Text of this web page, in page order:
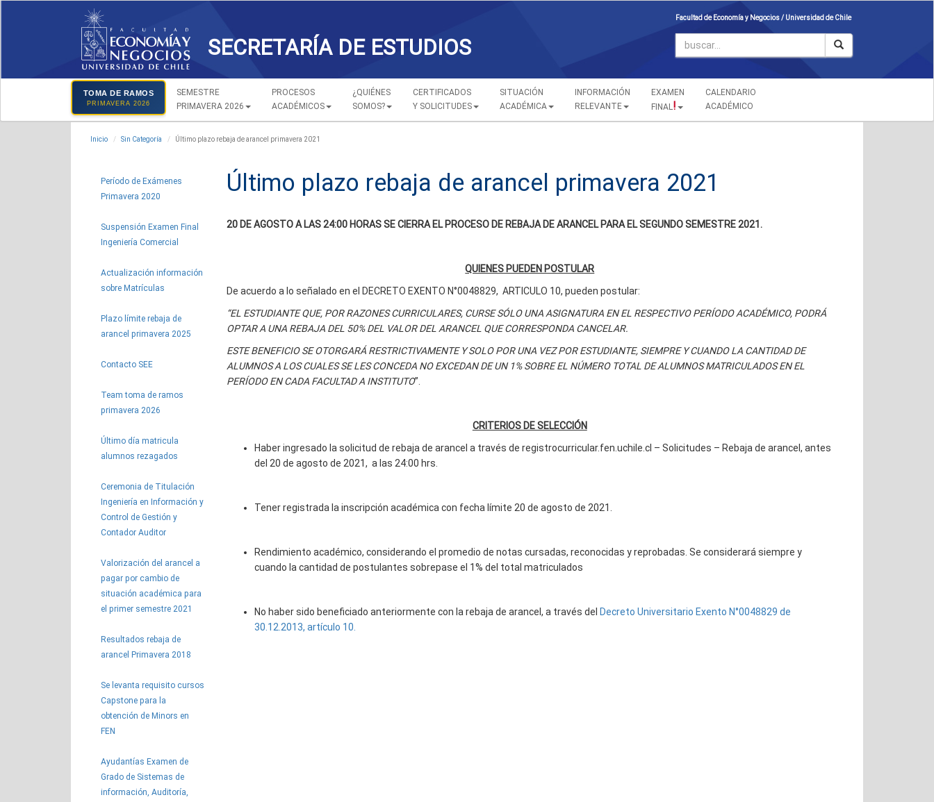
SECRETARÍA DE ESTUDIOS
Facultad de Economía y Negocios / Universidad de Chile
TOMA DE RAMOS
PRIMAVERA 2026
SEMESTRE
PRIMAVERA 2026
PROCESOS
ACADÉMICOS
¿QUIÉNES
SOMOS?
CERTIFICADOS
Y SOLICITUDES
SITUACIÓN
ACADÉMICA
INFORMACIÓN
RELEVANTE
EXAMEN
FINAL!
CALENDARIO
ACADÉMICO
Inicio Sin Categoría Último plazo rebaja de arancel primavera 2021
Período de Exámenes
Primavera 2020
Suspensión Examen Final
Ingeniería Comercial
Actualización información
sobre Matrículas
Plazo límite rebaja de
arancel primavera 2025
Contacto SEE
Team toma de ramos
primavera 2026
Último día matricula
alumnos rezagados
Ceremonia de Titulación
Ingeniería en Información y
Control de Gestión y
Contador Auditor
Valorización del arancel a
pagar por cambio de
situación académica para
el primer semestre 2021
Resultados rebaja de
arancel Primavera 2018
Se levanta requisito cursos
Capstone para la
obtención de Minors en
FEN
Ayudantías Examen de
Grado de Sistemas de
información, Auditoría,
Último plazo rebaja de arancel primavera 2021
20 DE AGOSTO A LAS 24:00 HORAS SE CIERRA EL PROCESO DE REBAJA DE ARANCEL PARA EL SEGUNDO SEMESTRE 2021.
QUIENES PUEDEN POSTULAR
De acuerdo a lo señalado en el DECRETO EXENTO N°0048829, ARTICULO 10, pueden postular:
“EL ESTUDIANTE QUE, POR RAZONES CURRICULARES, CURSE SÓLO UNA ASIGNATURA EN EL RESPECTIVO PERÍODO ACADÉMICO, PODRÁ
OPTAR A UNA REBAJA DEL 50% DEL VALOR DEL ARANCEL QUE CORRESPONDA CANCELAR.
ESTE BENEFICIO SE OTORGARÁ RESTRICTIVAMENTE Y SOLO POR UNA VEZ POR ESTUDIANTE, SIEMPRE Y CUANDO LA CANTIDAD DE
ALUMNOS A LOS CUALES SE LES CONCEDA NO EXCEDAN DE UN 1% SOBRE EL NÚMERO TOTAL DE ALUMNOS MATRICULADOS EN EL
PERÍODO EN CADA FACULTAD A INSTITUTO”.
CRITERIOS DE SELECCIÓN
Haber ingresado la solicitud de rebaja de arancel a través de registrocurricular.fen.uchile.cl – Solicitudes – Rebaja de arancel, antes
del 20 de agosto de 2021, a las 24:00 hrs.
Tener registrada la inscripción académica con fecha límite 20 de agosto de 2021.
Rendimiento académico, considerando el promedio de notas cursadas, reconocidas y reprobadas. Se considerará siempre y
cuando la cantidad de postulantes sobrepase el 1% del total matriculados
No haber sido beneficiado anteriormente con la rebaja de arancel, a través del Decreto Universitario Exento N°0048829 de
30.12.2013, artículo 10.